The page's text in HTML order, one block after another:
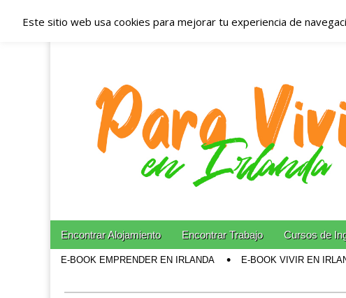
Españoles en
Irlanda –
Blog dedicado a los que viven, estudian y trabajan en
Main menu
Skip to content
Encontrar Alojamiento Encontrar Trabajo Cursos de
E-BOOK EMPRENDER EN IRLANDA E-BOOK VIVIR EN
Este sitio web usa cookies para mejorar tu experiencia de